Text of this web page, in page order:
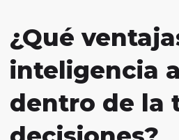
¿Qué
inteligencia
dentro de la